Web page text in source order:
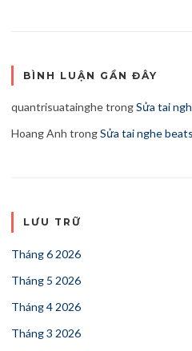
BÌNH LUẬN GẦN ĐÂY
quantrisuatainghetrongSửa tai
Hoang Anh trongSửa tai nghe
LƯU TRỮ
Tháng 6 2026
Tháng 5 2026
Tháng 4 2026
Tháng 3 2026